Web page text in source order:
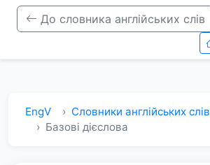
До словника англійських слів
EngV
Словники англійських слів
Базові дієслова